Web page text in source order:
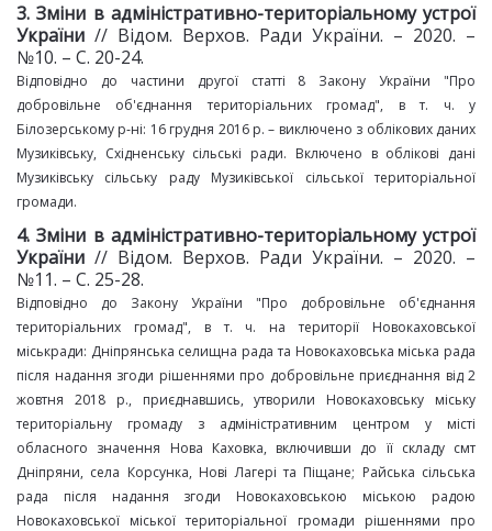
3. Зміни в адміністративно-територіальному устрої
України // Відом. Верхов. Ради України. – 2020. –
№10. – С. 20-24.
Відповідно до частини другої статті 8 Закону України "Про
добровільне об'єднання територіальних громад", в т. ч. у
Білозерському р‑ні: 16 грудня 2016 р. – виключено з облікових даних
Музиківську, Східненську сільські ради. Включено в облікові дані
Музиківську сільську раду Музиківської сільської територіальної
громади.
4. Зміни в адміністративно-територіальному устрої
України // Відом. Верхов. Ради України. – 2020. –
№11. – С. 25-28.
Відповідно до Закону України "Про добровільне об'єднання
територіальних громад", в т. ч. на території Новокаховської
міськради: Дніпрянська селищна рада та Новокаховська міська рада
після надання згоди рішеннями про добровільне приєднання від 2
жовтня 2018 р., приєднавшись, утворили Новокаховську міську
територіальну громаду з адміністративним центром у місті
обласного значення Нова Каховка, включивши до її складу смт
Дніпряни, села Корсунка, Нові Лагері та Піщане; Райська сільська
рада після надання згоди Новокаховською міською радою
Новокаховської міської територіальної громади рішеннями про